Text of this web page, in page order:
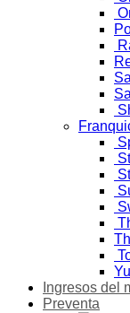
Ingresos del
Preventa